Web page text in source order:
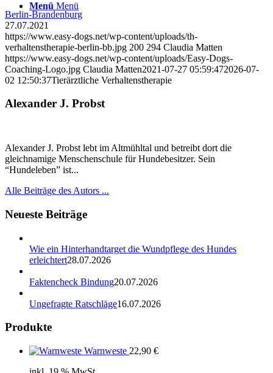
Menü Menü
Berlin-Brandenburg
27.07.2021
https://www.easy-dogs.net/wp-content/uploads/th-
verhaltenstherapie-berlin-bb.jpg 200 294 Claudia Matten
https://www.easy-dogs.net/wp-content/uploads/Easy-Dogs-
Coaching-Logo.jpg Claudia Matten2021-07-27 05:59:472026-07-
02 12:50:37Tierärztliche Verhaltenstherapie
Alexander J. Probst
Alexander J. Probst lebt im Altmühltal und betreibt dort die
gleichnamige Menschenschule für Hundebesitzer. Sein
“Hundeleben” ist...
Alle Beiträge des Autors ...
Neueste Beiträge
Wie ein Hinterhandtarget die Wundpflege des Hundes
erleichtert28.07.2026
Faktencheck Bindung20.07.2026
Ungefragte Ratschläge16.07.2026
Produkte
Warnweste 22,90 €